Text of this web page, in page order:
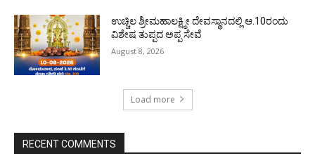
ಉಚ್ಚಿಲ ಶ್ರೀಮಹಾಲಕ್ಷ್ಮೀ ದೇವಸ್ಥಾನದಲ್ಲಿ ಆ.10ರಂದು
ವಿಶೇಷ ತುಪ್ಪದ ಅಪ್ಪ ಸೇವೆ
August 8, 2026
Load more
RECENT COMMENTS